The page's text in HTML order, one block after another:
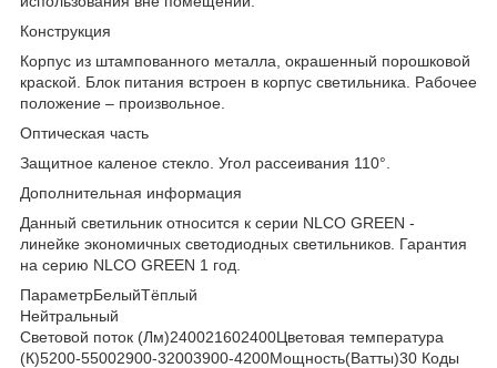
Конструкция
Корпус из штампованного металла, окрашенный порошковой
краской. Блок питания встроен в корпус светильника. Рабочее
положение – произвольное.
Оптическая часть
Защитное каленое стекло. Угол рассеивания 110°.
Дополнительная информация
Данный светильник относится к серии NLCO GREEN -
линейке экономичных светодиодных светильников. Гарантия
на серию NLCO GREEN 1 год.
ПараметрБелыйТёплый
Нейтральный
Световой поток (Лм)240021602400Цветовая температура
(К)5200-55002900-32003900-4200Мощность(Ватты)30 Коды